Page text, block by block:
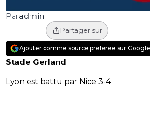
Paradmin
Partager sur
Ajouter comme source préférée sur Google
Stade Gerland
Lyon est battu par Nice 3-4